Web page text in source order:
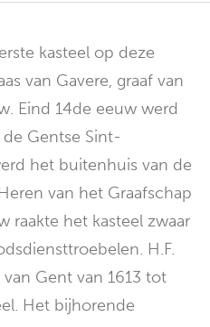
kasteel op deze
van Gavere, graaf van
Eind 14de eeuw werd
Gentse Sint-
het buitenhuis van de
van het Graafschap
raakte het kasteel zwaar
H.F.
Gent van 1613 tot
Het bijhorende